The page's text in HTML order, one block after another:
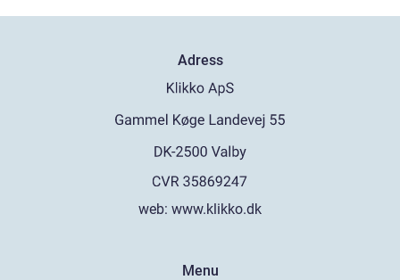
Adress
web: www.klikko.dk
Menu